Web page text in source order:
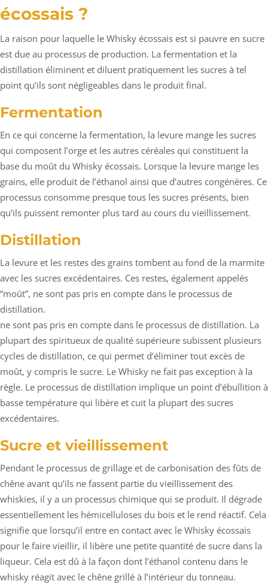
écossais ?
La raison pour laquelle le Whisky écossais est si pauvre en sucre
est due au processus de production. La fermentation et la
distillation éliminent et diluent pratiquement les sucres à tel
point qu’ils sont négligeables dans le produit final.
Fermentation
En ce qui concerne la fermentation, la levure mange les sucres
qui composent l’orge et les autres céréales qui constituent la
base du moût du Whisky écossais. Lorsque la levure mange les
grains, elle produit de l’éthanol ainsi que d’autres congénères. Ce
processus consomme presque tous les sucres présents, bien
qu’ils puissent remonter plus tard au cours du vieillissement.
Distillation
La levure et les restes des grains tombent au fond de la marmite
avec les sucres excédentaires. Ces restes, également appelés
“moût”, ne sont pas pris en compte dans le processus de
distillation.
ne sont pas pris en compte dans le processus de distillation. La
plupart des spiritueux de qualité supérieure subissent plusieurs
cycles de distillation, ce qui permet d’éliminer tout excès de
moût, y compris le sucre. Le Whisky ne fait pas exception à la
règle. Le processus de distillation implique un point d’ébullition à
basse température qui libère et cuit la plupart des sucres
excédentaires.
Sucre et vieillissement
Pendant le processus de grillage et de carbonisation des fûts de
chêne avant qu’ils ne fassent partie du vieillissement des
whiskies, il y a un processus chimique qui se produit. Il dégrade
essentiellement les hémicelluloses du bois et le rend réactif. Cela
signifie que lorsqu’il entre en contact avec le Whisky écossais
pour le faire vieillir, il libère une petite quantité de sucre dans la
liqueur. Cela est dû à la façon dont l’éthanol contenu dans le
whisky réagit avec le chêne grillé à l’intérieur du tonneau.